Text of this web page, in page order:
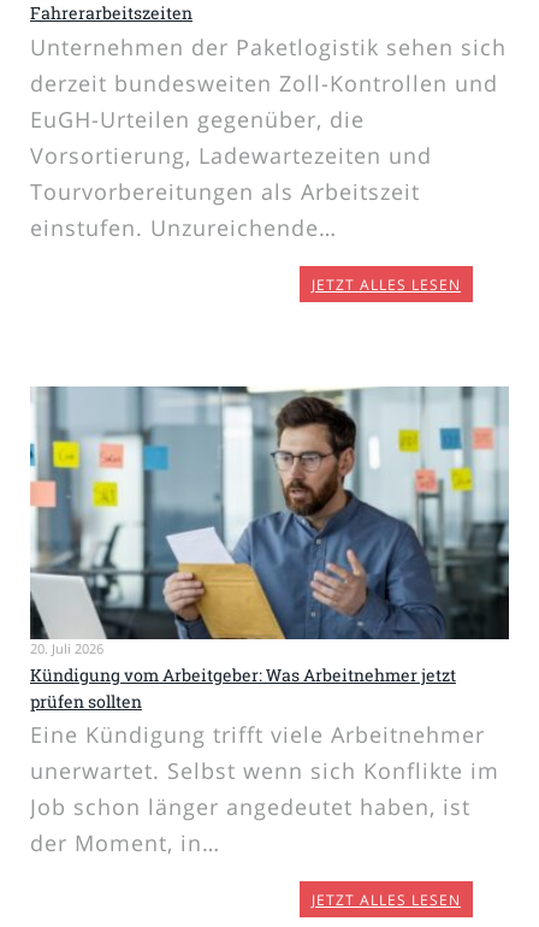
Fahrerarbeitszeiten
Unternehmen der Paketlogistik sehen sich
derzeit bundesweiten Zoll-Kontrollen und
EuGH-Urteilen gegenüber, die
Vorsortierung, Ladewartezeiten und
Tourvorbereitungen als Arbeitszeit
einstufen. Unzureichende…
JETZT ALLES LESEN
20. Juli 2026
Kündigung vom Arbeitgeber: Was Arbeitnehmer jetzt
prüfen sollten
Eine Kündigung trifft viele Arbeitnehmer
unerwartet. Selbst wenn sich Konflikte im
Job schon länger angedeutet haben, ist
der Moment, in…
JETZT ALLES LESEN